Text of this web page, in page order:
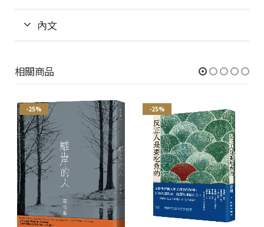
內文
相關商品
-25% -25%